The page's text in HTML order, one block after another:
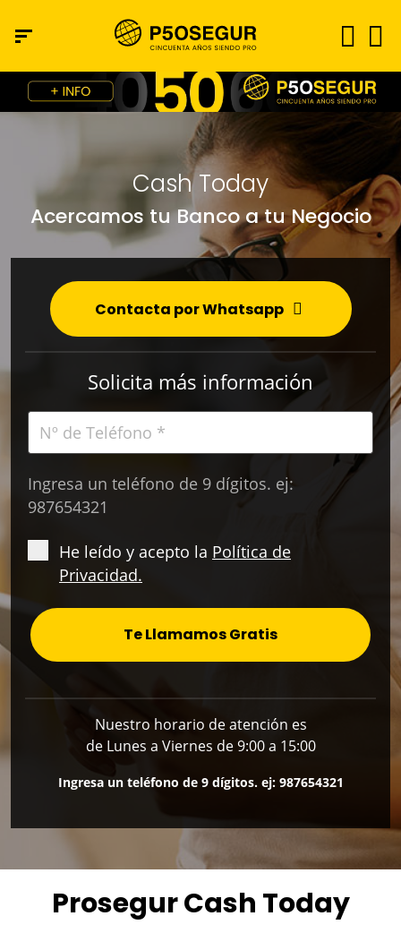
Cash Today
Acercamos tu Banco a tu Negocio
Contacta por Whatsapp
Solicita más información
Ingresa un teléfono de 9 dígitos. ej:
987654321
He leído y acepto la Política de
Privacidad.
Te Llamamos Gratis
Nuestro horario de atención es
de Lunes a Viernes de 9:00 a 15:00
Ingresa un teléfono de 9 dígitos. ej: 987654321
Prosegur Cash Today